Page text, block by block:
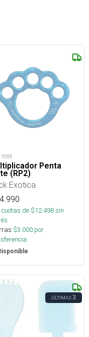
Penta
(RP2)
Exotica
cuotas de $12.498sin
$3.000 por
ÚLTIMAS3